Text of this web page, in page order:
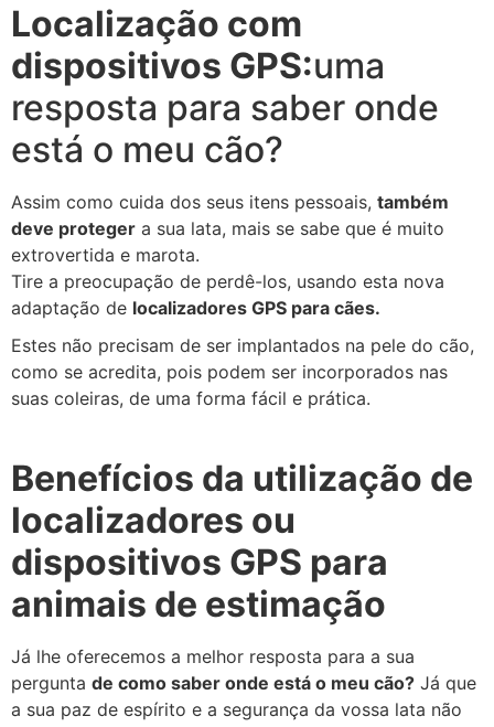
Localização com
dispositivos GPS:uma
resposta para saber onde
está o meu cão?
Assim como cuida dos seus itens pessoais, também
deve proteger a sua lata, mais se sabe que é muito
extrovertida e marota.
Tire a preocupação de perdê-los, usando esta nova
adaptação de localizadores GPS para cães.
Estes não precisam de ser implantados na pele do cão,
como se acredita, pois podem ser incorporados nas
suas coleiras, de uma forma fácil e prática.
Benefícios da utilização de
localizadores ou
dispositivos GPS para
animais de estimação
Já lhe oferecemos a melhor resposta para a sua
pergunta de como saber onde está o meu cão? Já que
a sua paz de espírito e a segurança da vossa lata não